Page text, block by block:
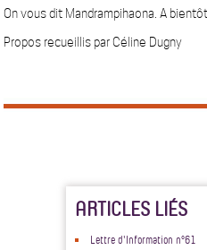
On vous dit Mandrampihaona. A bientôt.
Propos recueillis par Céline Dugny
ARTICLES LIÉS
Lettre d'Information n°61